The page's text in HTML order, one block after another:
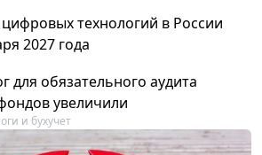
технологий в России
2027 года
для обязательного аудита
увеличили
и бухучет